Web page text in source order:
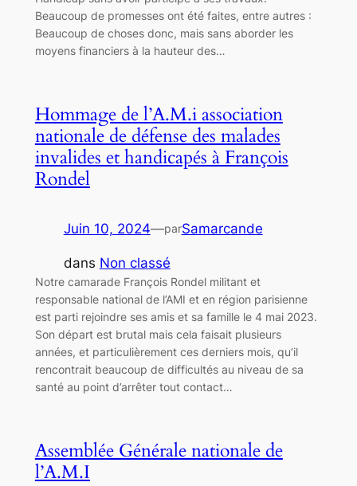
Beaucoup de promesses ont été faites, entre autres :
Beaucoup de choses donc, mais sans aborder les
moyens financiers à la hauteur des…
Hommage de l’A.M.i association
nationale de défense des malades
invalides et handicapés à François
Rondel
Juin 10, 2024—parSamarcande
dans Non classé
Notre camarade François Rondel militant et
responsable national de l’AMI et en région parisienne
est parti rejoindre ses amis et sa famille le 4 mai 2023.
Son départ est brutal mais cela faisait plusieurs
années, et particulièrement ces derniers mois, qu’il
rencontrait beaucoup de difficultés au niveau de sa
santé au point d’arrêter tout contact…
Assemblée Générale nationale de
l’A.M.I